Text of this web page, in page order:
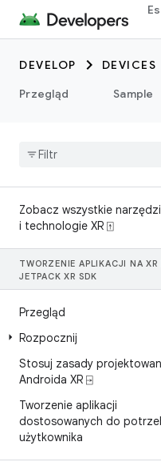
DEVELOP DEVICES
Przegląd
Sample
Zobacz wszystkie
i technologie XR ⍐
TWORZENIE APLIKACJI NA XR
JETPACK XR SDK
Przegląd
Rozpocznij
Stosuj zasady
Androida XR ⍈
Tworzenie aplikacji
dostosowanych do
użytkownika